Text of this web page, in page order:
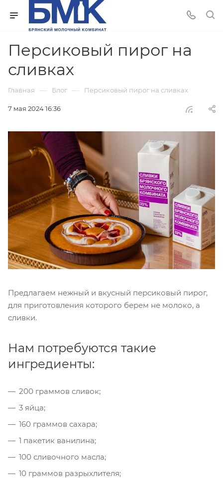
Персиковый пирог на
сливках
Главная — Блог — Персиковый пирог на сливках
7 мая 2024 16:36
Предлагаем нежный и вкусный персиковый пирог,
для приготовления которого берем не молоко, а
сливки.
Нам потребуются такие
ингредиенты:
200 граммов сливок;
3 яйца;
160 граммов сахара;
1 пакетик ванилина;
100 сливочного масла;
10 граммов разрыхлителя;